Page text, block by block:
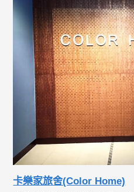
卡樂家旅舍(Color Home)